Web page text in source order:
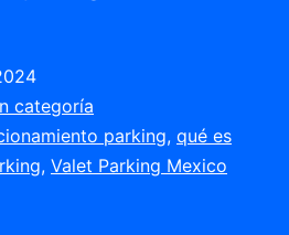
categoría
parking, qué es
, Valet Parking Mexico